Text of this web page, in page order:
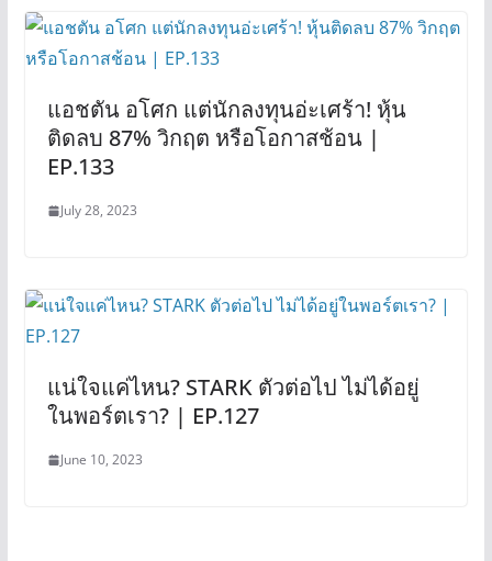
แอชตัน อโศก แต่นักลงทุนอ่ะเศร้า! หุ้น
ติดลบ 87% วิกฤต หรือโอกาสช้อน |
EP.133
July 28, 2023
แน่ใจแค่ไหน? STARK ตัวต่อไป ไม่ได้อยู่
ในพอร์ตเรา? | EP.127
June 10, 2023